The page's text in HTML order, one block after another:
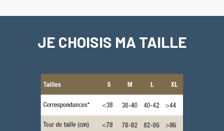
JE CHOISIS MA TAILLE